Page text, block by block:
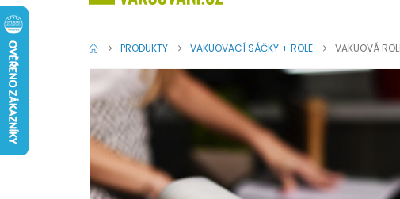
PRODUKTY VAKUOVACÍ SÁČKY + ROLE VAKUOVÁ